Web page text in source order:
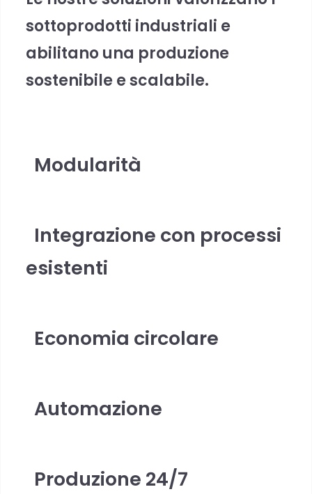
sottoprodotti industriali e
abilitano una produzione
sostenibile e scalabile.
Modularità
Integrazione con processi
esistenti
Economia circolare
Automazione
Produzione 24/7